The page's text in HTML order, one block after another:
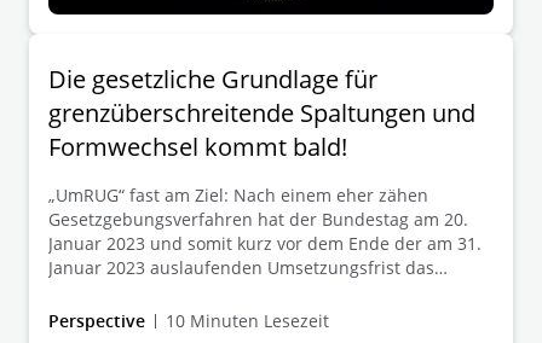
Die gesetzliche Grundlage für
grenzüberschreitende Spaltungen und
Formwechsel kommt bald!
„UmRUG“ fast am Ziel: Nach einem eher zähen
Gesetzgebungsverfahren hat der Bundestag am 20.
Januar 2023 und somit kurz vor dem Ende der am 31.
Januar 2023 auslaufenden Umsetzungsfrist das
Gesetzes werden (endlich) die gesetzlichen
Perspective 10 Minuten Lesezeit